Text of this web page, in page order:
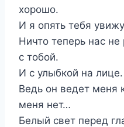
хорошо.
И я опять тебя
Ничто теперь нас не
с тобой.
И с улыбкой на
Ведь он ведет меня
меня нет…
Белый свет перед